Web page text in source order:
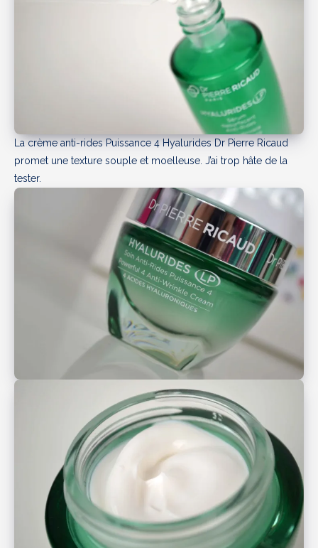
La crème anti-rides Puissance 4 Hyalurides Dr Pierre Ricaud
promet une texture souple et moelleuse. J’ai trop hâte de la
tester.